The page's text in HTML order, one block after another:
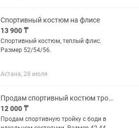
Спортивный костюм на флисе
13 900 ₸
Спортивный костюм, теплый флис.
Размер 52/54/56.
Астана, 28 июля
Продам спортивный костюм тройку
12 000 ₸
Продам спортивную тройку с боди в